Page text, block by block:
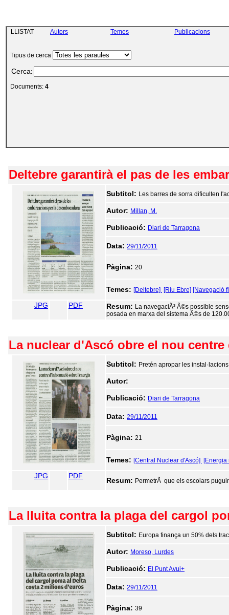
LLISTAT Autors Temes Publicacions
Tipus de cerca
Cerca:
Documents: 4
Deltebre garantirà el pas de les
Subtitol: Les barres de sorra dificulten
Autor: Millan, M.
Publicació: Diari de Tarragona
Data: 29/11/2011
Pàgina: 20
Temes: [Deltebre] [Riu Ebre] [Navegació
JPG PDF Resum: La navegaciÃ³ Ã©s possible
posada en marxa del sistema Ã©s de
La nuclear d'Ascó obre el nou
Subtitol: Pretén apropar les
Autor:
Publicació: Diari de Tarragona
Data: 29/11/2011
Pàgina: 21
Temes: [Central Nuclear d'Ascó] [Energia
JPG PDF
Resum: PermetrÃ que els escolars
La lluita contra la plaga del cargol
Subtitol: Europa finança un 50% dels
Autor: Moreso, Lurdes
Publicació: El Punt Avui+
Data: 29/11/2011
Pàgina: 39